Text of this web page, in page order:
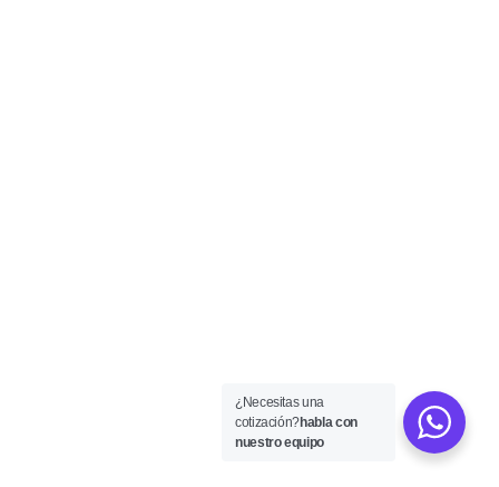
¿Necesitas una
cotización?habla con
nuestro equipo